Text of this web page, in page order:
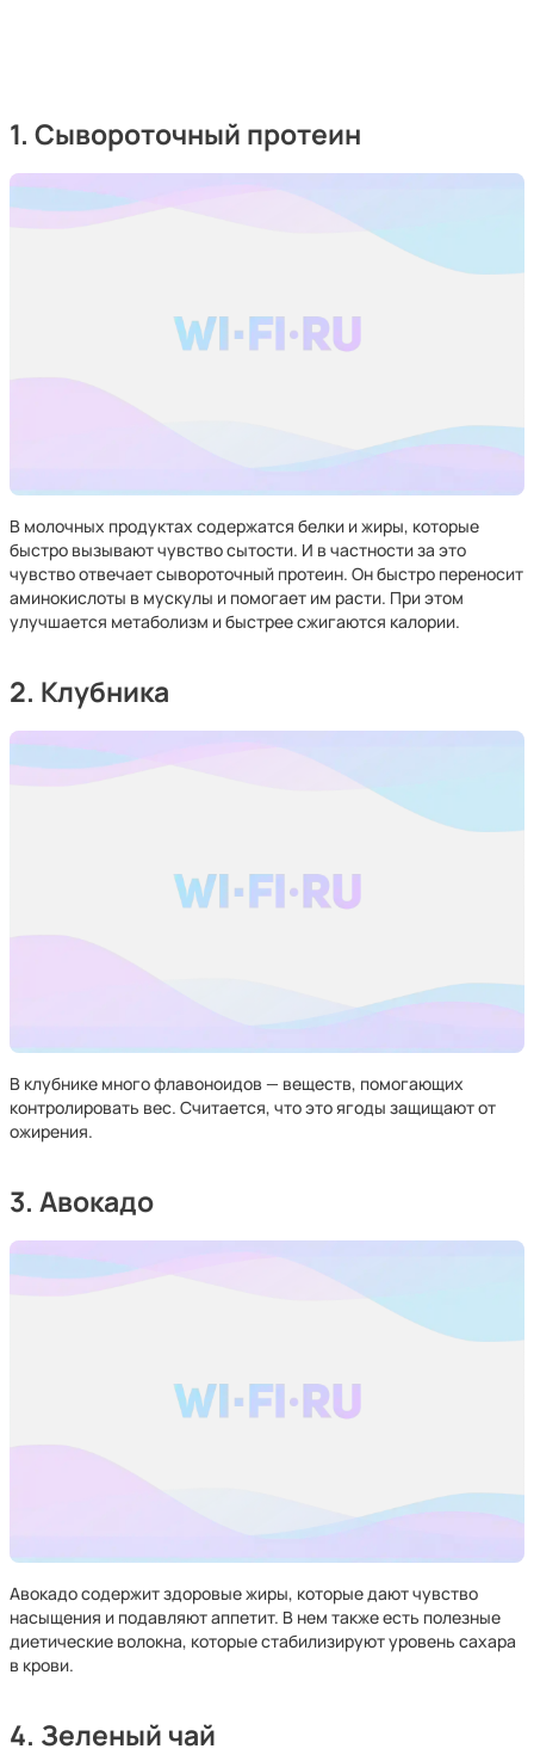
1. Сывороточный протеин
В молочных продуктах содержатся белки и жиры, которые
быстро вызывают чувство сытости. И в частности за это
чувство отвечает сывороточный протеин. Он быстро переносит
аминокислоты в мускулы и помогает им расти. При этом
улучшается метаболизм и быстрее сжигаются калории.
2. Клубника
В клубнике много флавоноидов — веществ, помогающих
контролировать вес. Считается, что это ягоды защищают от
ожирения.
3. Авокадо
Авокадо содержит здоровые жиры, которые дают чувство
насыщения и подавляют аппетит. В нем также есть полезные
диетические волокна, которые стабилизируют уровень сахара
в крови.
4. Зеленый чай